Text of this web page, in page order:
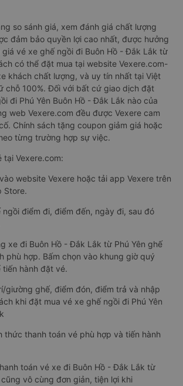
so sánh giá, xem đánh giá chất lượng
đảm bảo quyền lợi cao nhất, được hưởng
giá vé xe ghế ngồi đi Buôn Hồ - Đắk Lắk từ
có thể đặt mua tại website Vexere.com-
khách chất lượng, và uy tín nhất tại Việt
chỗ 100%. Đối với bất cứ giao dịch đặt
đi Phú Yên Buôn Hồ - Đắk Lắk nào của
web Vexere.com đều được Vexere cam
Chính sách tặng coupon giảm giá hoặc
từng trường hợp sự việc.
tại Vexere.com:
website Vexere hoặc tải app Vexere trên
Store.
ngồi điểm đi, điểm đến, ngày đi, sau đó
xe đi Buôn Hồ - Đắk Lắk từ Phú Yên ghế
phù hợp. Bấm chọn vào khung giờ quý
tiến hành đặt vé.
giường ghế, điểm đón, điểm trả và nhập
khi đặt mua vé xe ghế ngồi đi Phú Yên
thức thanh toán vé phù hợp và tiến hành
toán vé xe đi Buôn Hồ - Đắk Lắk từ
cũng vô cùng đơn giản, tiện lợi khi